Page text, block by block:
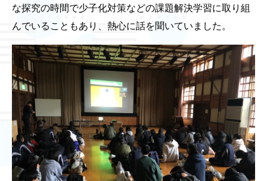
な探究の時間で少子化対策などの課題解決学習に取り組
んでいることもあり、熱心に話を聞いていました。